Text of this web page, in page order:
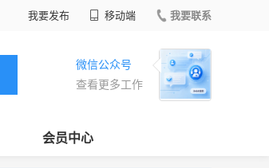
我要发布 移动端 我要联系
微信公众号
查看更多工作
会员中心